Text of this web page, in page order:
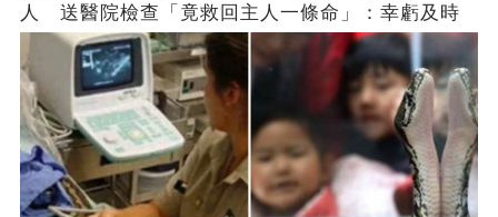
人 送醫院檢查「竟救回主人一條命」：幸虧及時